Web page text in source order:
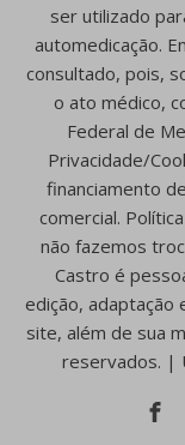
ser utilizado
automedicação.
consultado, pois,
o ato médico,
Federal de
Privacidade/
financiamento
comercial.
não fazemos
Castro é
edição,
site, além de sua
reservados. |